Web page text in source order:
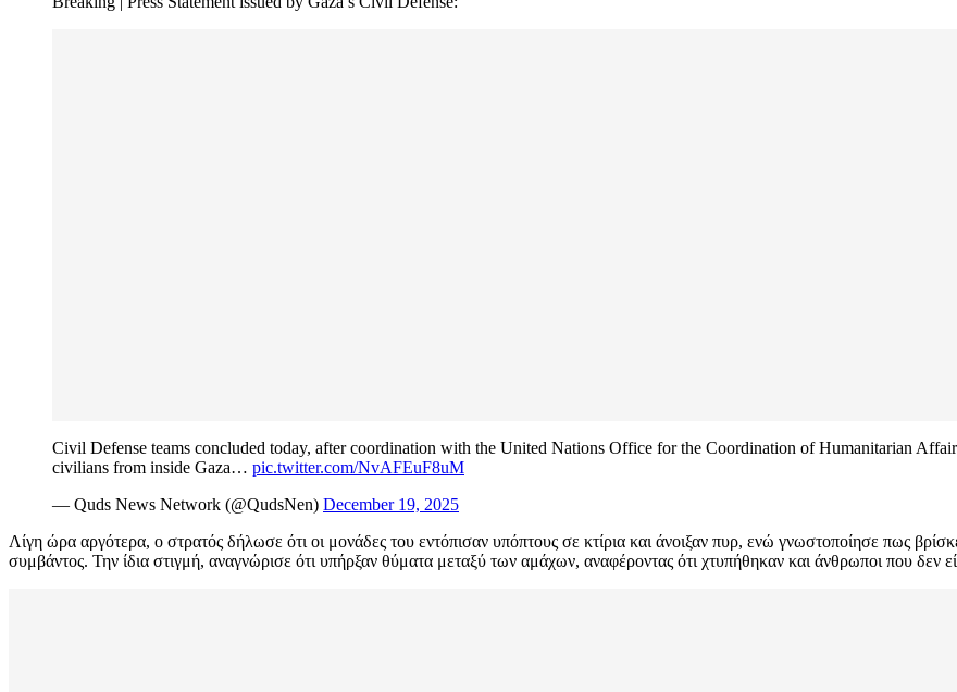
Civil Defense teams concluded today, after coordination with the United Nations Office for the Coordination of Humanitarian
civilians from inside Gaza… pic.twitter.com/NvAFEuF8uM
— Quds News Network (@QudsNen) December 19, 2025
Λίγη ώρα αργότερα, ο στρατός δήλωσε ότι οι μονάδες του εντόπισαν υπόπτους σε κτίρια και άνοιξαν πυρ, ενώ γνωστοποίησε πως
συμβάντος. Την ίδια στιγμή, αναγνώρισε ότι υπήρξαν θύματα μεταξύ των αμάχων, αναφέροντας ότι χτυπήθηκαν και άνθρωποι που δεν